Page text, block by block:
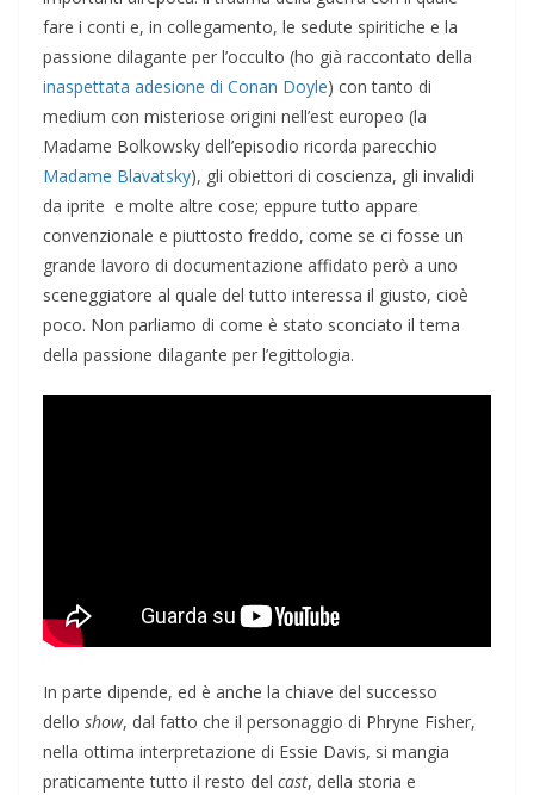
fare i conti e, in collegamento, le sedute spiritiche e la
passione dilagante per l’occulto (ho già raccontato della
inaspettata adesione di Conan Doyle) con tanto di
medium con misteriose origini nell’est europeo (la
Madame Bolkowsky dell’episodio ricorda parecchio
Madame Blavatsky), gli obiettori di coscienza, gli invalidi
da iprite e molte altre cose; eppure tutto appare
convenzionale e piuttosto freddo, come se ci fosse un
grande lavoro di documentazione affidato però a uno
sceneggiatore al quale del tutto interessa il giusto, cioè
poco. Non parliamo di come è stato sconciato il tema
della passione dilagante per l’egittologia.
In parte dipende, ed è anche la chiave del successo
dello show, dal fatto che il personaggio di Phryne Fisher,
nella ottima interpretazione di Essie Davis, si mangia
praticamente tutto il resto del cast, della storia e